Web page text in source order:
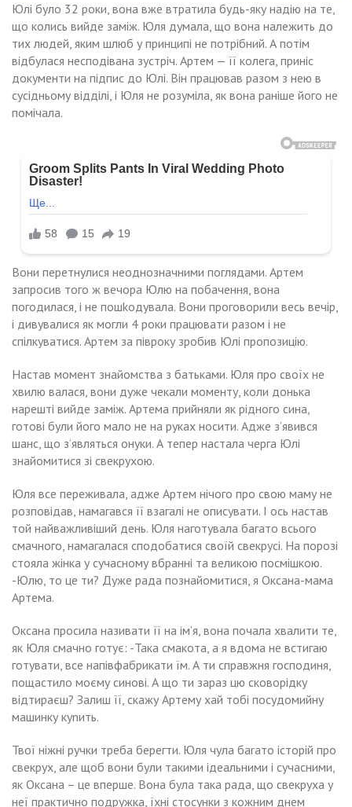
Юлі було 32 роки, вона вже втратила будь-яку надію на те,
що колись вийде заміж. Юля думала, що вона належить до
тих людей, яким шлюб у принципі не потрібний. А потім
відбулася несподівана зустріч. Артем — її колега, приніс
документи на підпис до Юлі. Він працював разом з нею в
сусідньому відділі, і Юля не розуміла, як вона раніше його не
помічала.
Вони перетнулися неоднозначними поглядами. Артем
запросив того ж вечора Юлю на побачення, вона
погодилася, і не пошkодувала. Вони проговорили весь вечір,
і дивувалися як могли 4 роки працювати разом і не
спілкуватися. Артем за півроку зробив Юлі пропозицію.
Настав момент знайомства з батьками. Юля про своїх не
хвилю валася, вони дуже чекали моменту, коли донька
нарешті вийде заміж. Артема прийняли як рідного сина,
готові були його мало не на руках носити. Адже з’явився
шанс, що з’являться онуки. А тепер настала черга Юлі
знайомитися зі свекрухою.
Юля все переживала, адже Артем нічого про свою маму не
розповідав, намагався її взагалі не описувати. І ось настав
той найважливіший день. Юля наготувала багато всього
смачного, намагалася сподобатися своїй свекрусі. На порозі
стояла жінка у сучасному вбранні та великою посмішкою.
-Юлю, то це ти? Дуже рада познайомитися, я Оксана-мама
Артема.
Оксана просила називати її на ім’я, вона почала хвалити те,
як Юля смачно готує: -Така смакота, а я вдома не встигаю
готувати, все напівфабрикати їм. А ти справжня господиня,
пощастило моєму синові. А що ти зараз цю сковорідку
відтираєш? Залиш її, скажу Артему хай тобі посудомийну
машинку куnить.
Твої ніжні ручки треба берегти. Юля чула баrато історій про
свекрух, але щоб вони були такими ідеальними і сучасними,
як Оксана – це вперше. Вона була така рада, що свекруха у
неї практично подружка, їхні стосунки з кожним днем